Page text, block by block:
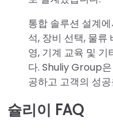
통합 솔루션 설계
석, 장비 선택, 물류
영, 기계 교육 및 기
다. Shuliy Group
공하고 고객의 성
슐리이 FAQ